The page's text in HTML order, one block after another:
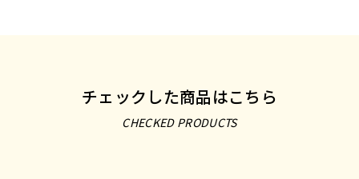
チェックした商品はこちら
CHECKED PRODUCTS